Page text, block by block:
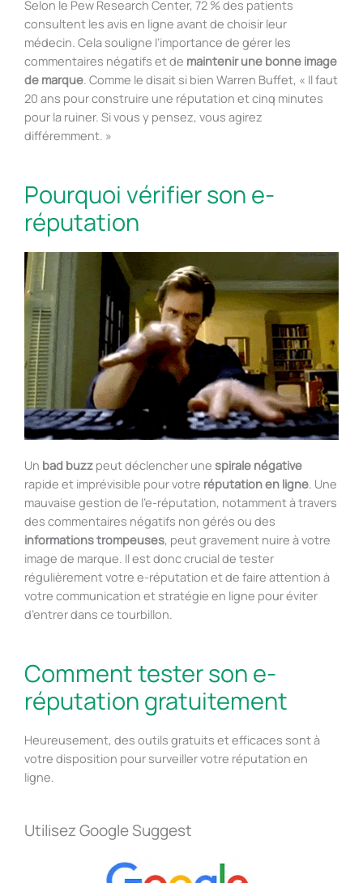
Selon le Pew Research Center, 72 % des patients
consultent les avis en ligne avant de choisir leur
médecin. Cela souligne l’importance de gérer les
commentaires négatifs et de maintenir une bonne image
de marque. Comme le disait si bien Warren Buffet, « Il faut
20 ans pour construire une réputation et cinq minutes
pour la ruiner. Si vous y pensez, vous agirez
différemment. »
Pourquoi vérifier son e-
réputation
Un bad buzz peut déclencher une spirale négative
rapide et imprévisible pour votre réputation en ligne. Une
mauvaise gestion de l’e-réputation, notamment à travers
des commentaires négatifs non gérés ou des
informations trompeuses, peut gravement nuire à votre
image de marque. Il est donc crucial de tester
régulièrement votre e-réputation et de faire attention à
votre communication et stratégie en ligne pour éviter
d’entrer dans ce tourbillon.
Comment tester son e-
réputation gratuitement
Heureusement, des outils gratuits et efficaces sont à
votre disposition pour surveiller votre réputation en
ligne.
Utilisez Google Suggest